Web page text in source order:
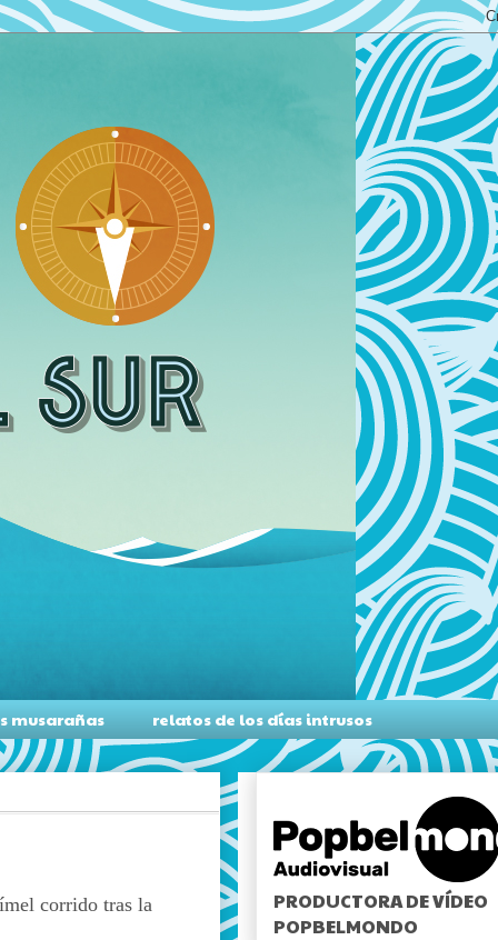
musarañas relatos de los días intrusos
corrido tras la
PRODUCTORA DE VÍDEO
POPBELMONDO